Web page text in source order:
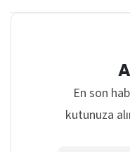
En son
kutunuza